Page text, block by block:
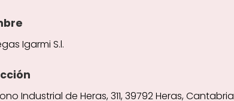
Igarmi S.l.
Industrial de Heras, 311, 39792 Heras, Cantabria